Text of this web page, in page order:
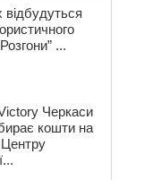
...
Черкаси
кошти на